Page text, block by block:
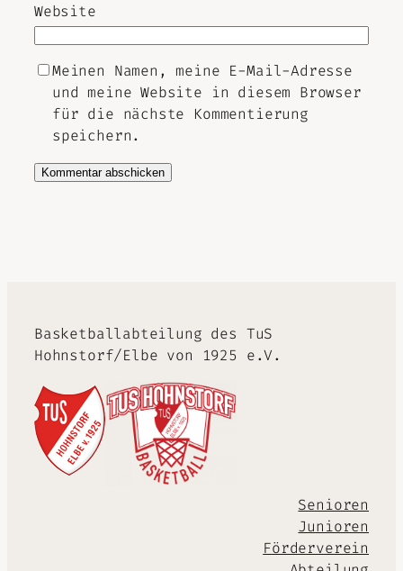
Website
Meinen Namen, meine E-Mail-Adresse
und meine Website in diesem Browser
für die nächste Kommentierung
speichern.
Basketballabteilung des TuS
Hohnstorf/Elbe von 1925 e.V.
Senioren
Junioren
Förderverein